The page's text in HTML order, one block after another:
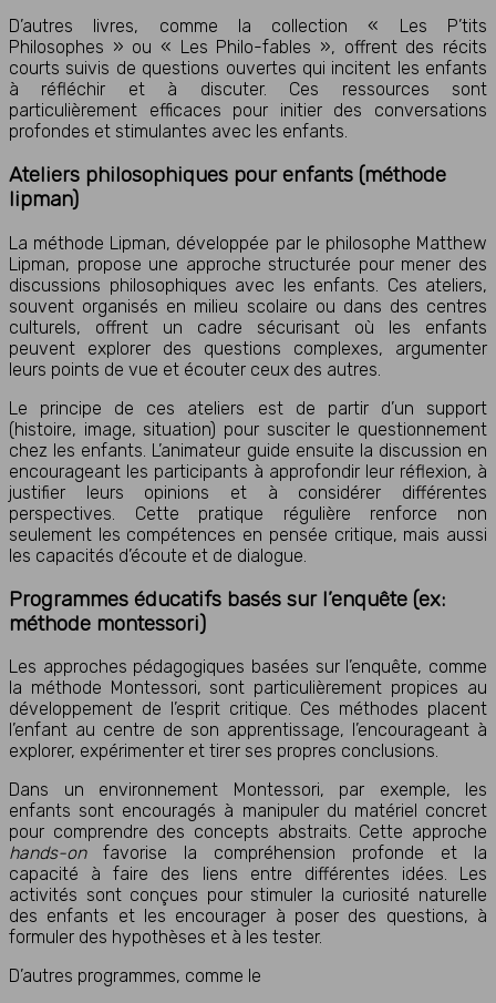
D’autres livres, comme la collection « Les P’tits
Philosophes » ou « Les Philo-fables », offrent des récits
courts suivis de questions ouvertes qui incitent les enfants
à réfléchir et à discuter. Ces ressources sont
particulièrement efficaces pour initier des conversations
profondes et stimulantes avec les enfants.
Ateliers philosophiques pour enfants (méthode
lipman)
La méthode Lipman, développée par le philosophe Matthew
Lipman, propose une approche structurée pour mener des
discussions philosophiques avec les enfants. Ces ateliers,
souvent organisés en milieu scolaire ou dans des centres
culturels, offrent un cadre sécurisant où les enfants
peuvent explorer des questions complexes, argumenter
leurs points de vue et écouter ceux des autres.
Le principe de ces ateliers est de partir d’un support
(histoire, image, situation) pour susciter le questionnement
chez les enfants. L’animateur guide ensuite la discussion en
encourageant les participants à approfondir leur réflexion, à
justifier leurs opinions et à considérer différentes
perspectives. Cette pratique régulière renforce non
seulement les compétences en pensée critique, mais aussi
les capacités d’écoute et de dialogue.
Programmes éducatifs basés sur l’enquête (ex:
méthode montessori)
Les approches pédagogiques basées sur l’enquête, comme
la méthode Montessori, sont particulièrement propices au
développement de l’esprit critique. Ces méthodes placent
l’enfant au centre de son apprentissage, l’encourageant à
explorer, expérimenter et tirer ses propres conclusions.
Dans un environnement Montessori, par exemple, les
enfants sont encouragés à manipuler du matériel concret
pour comprendre des concepts abstraits. Cette approche
hands-on favorise la compréhension profonde et la
capacité à faire des liens entre différentes idées. Les
activités sont conçues pour stimuler la curiosité naturelle
des enfants et les encourager à poser des questions, à
formuler des hypothèses et à les tester.
D’autres programmes, comme le